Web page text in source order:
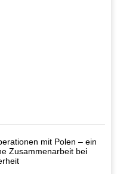
mit Polen – ein
Zusammenarbeit bei